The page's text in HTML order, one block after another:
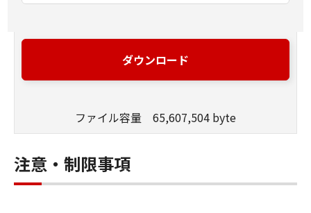
(1) キヤノンは、お客様が「キヤノン製品」を利
用する目的のために、「キヤノン製品」に直接
（本契約書においては、「本ソフトウェア」を
ること、またはコンピューターにおいて表示す
ること、アクセスすること、もしくは実行する
ことのいずれも含むものとします。）するため
ダウンロード
ファイル容量 65,607,504 byte
注意・制限事項